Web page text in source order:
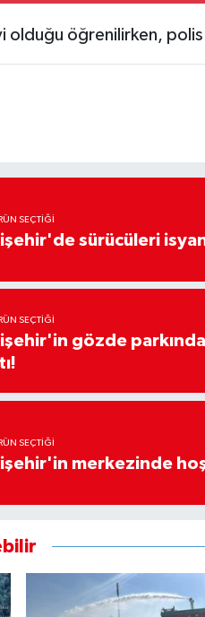
olduğu öğrenilirken,
SEÇTIĞI
sürücüleri
SEÇTIĞI
gözde
SEÇTIĞI
merkezinde